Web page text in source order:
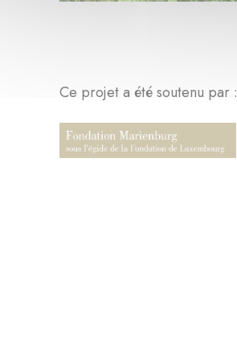
Ce projet a été soutenu par :